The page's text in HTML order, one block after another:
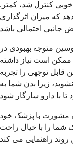
کنترل شد، کمتر.
که میزان اثرگذاری
متوجه بهبودی در
ممکن است نیاز داشته
قابل توجهی را تجربه
زیرا بدن شما به
مشورت با پزشک خود
شما را با خیال راحت